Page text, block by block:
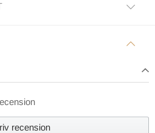
recension